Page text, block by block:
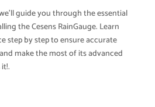
guide you through the essential
the Cesens RainGauge. Learn
step by step to ensure accurate
make the most of its advanced